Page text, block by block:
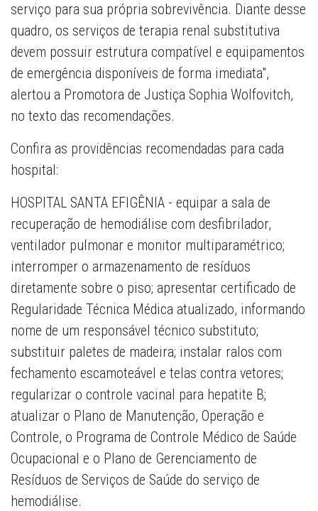
serviço para sua própria sobrevivência. Diante desse
quadro, os serviços de terapia renal substitutiva
devem possuir estrutura compatível e equipamentos
de emergência disponíveis de forma imediata",
alertou a Promotora de Justiça Sophia Wolfovitch,
no texto das recomendações.
Confira as providências recomendadas para cada
hospital:
HOSPITAL SANTA EFIGÊNIA - equipar a sala de
recuperação de hemodiálise com desfibrilador,
ventilador pulmonar e monitor multiparamétrico;
interromper o armazenamento de resíduos
diretamente sobre o piso; apresentar certificado de
Regularidade Técnica Médica atualizado, informando
nome de um responsável técnico substituto;
substituir paletes de madeira; instalar ralos com
fechamento escamoteável e telas contra vetores;
regularizar o controle vacinal para hepatite B;
atualizar o Plano de Manutenção, Operação e
Controle, o Programa de Controle Médico de Saúde
Ocupacional e o Plano de Gerenciamento de
Resíduos de Serviços de Saúde do serviço de
hemodiálise.